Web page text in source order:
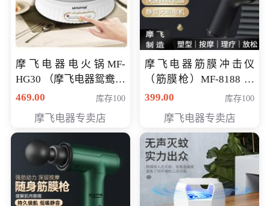
摩飞电器电火锅MF-
HG30 （摩飞电器鸳鸯锅
MF-HG30 ） 会员专享价
469.00 库存100
摩飞电器专卖店
摩飞电器筋膜冲击仪
（筋膜枪）MF-8188 会
员专享价268元
399.00 库存100
摩飞电器专卖店